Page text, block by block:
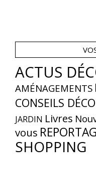
ACTUS
AMÉNAGEMENTS
CONSEILS DÉCO
JARDIN Livres
vous
SHOPPING